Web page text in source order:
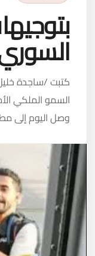
كتبت /ساجدة
السمو الملكي
وصل اليوم إلى